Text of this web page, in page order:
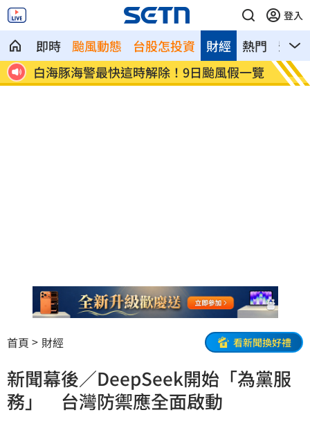
登入
即時 颱風動態 台股怎投資 熱門 影音
財經
白海豚海警最快這時解除！9日颱風假一覽
匯
首頁 財經 看新聞換好禮
新聞幕後／DeepSeek開始「為黨服
務」 台灣防禦應全面啟動